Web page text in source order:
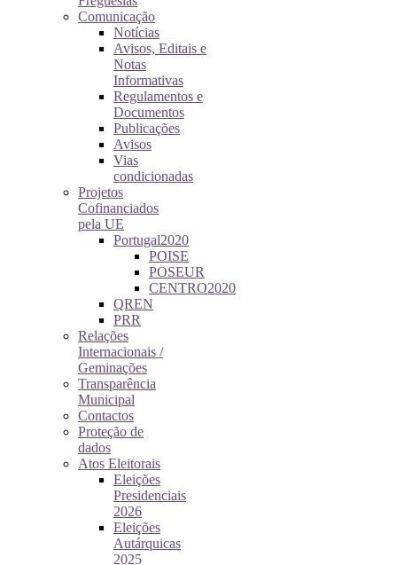
Comunicação
Notícias
Avisos, Editais e
Notas
Informativas
Regulamentos e
Documentos
Publicações
Avisos
Vias
condicionadas
Projetos
Cofinanciados
pela UE
Portugal2020
POISE
POSEUR
CENTRO2020
QREN
PRR
Relações
Internacionais /
Geminações
Transparência
Municipal
Contactos
Proteção de
dados
Atos Eleitorais
Eleições
Presidenciais
2026
Eleições
Autárquicas
2025